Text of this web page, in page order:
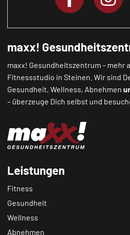
maxx!
maxx! Gesundheitszentrum – mehr
Fitnessstudio in Steinen. Wir sind
Gesundheit, Wellness, Abnehmen
– überzeuge Dich selbst und
Leistungen
Fitness
Gesundheit
Wellness
Abnehmen